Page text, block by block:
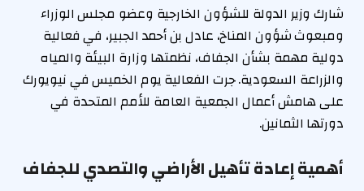
شارك وزير الدولة للشؤون الخارجية وعضو مجلس الوزراء
ومبعوث شؤون المناخ، عادل بن أحمد الجبير، في فعالية
دولية مهمة بشأن الجفاف، نظمتها وزارة البيئة والمياه
والزراعة السعودية. جرت الفعالية يوم الخميس في نيويورك
على هامش أعمال الجمعية العامة للأمم المتحدة في
دورتها الثمانين.
أهمية إعادة تأهيل الأراضي والتصدي للجفاف